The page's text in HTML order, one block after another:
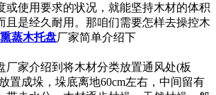
或使用要求的状况，就能坚持木材的体积
且是经久耐用。那咱们需要怎样去操控木
蒸木托盘厂家简单介绍下
家介绍到将木材分类放置通风处(板
置成垛，垛底离地60cm左右，中间留有